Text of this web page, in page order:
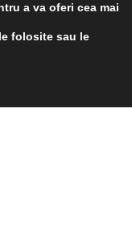
l și
a va oferi cea mai
folosite sau le